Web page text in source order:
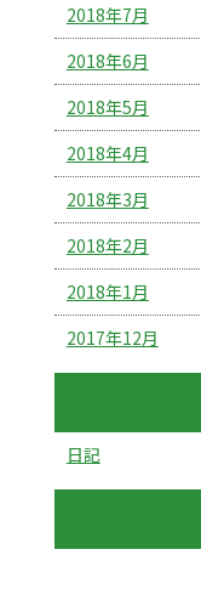
2018年7月
2018年6月
2018年5月
2018年4月
2018年3月
2018年2月
2018年1月
2017年12月
日記